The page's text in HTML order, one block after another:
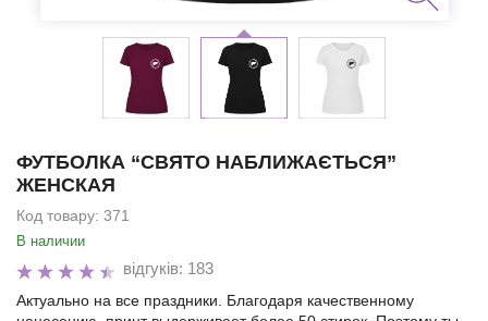
ФУТБОЛКА “СВЯТО НАБЛИЖАЄТЬСЯ”
ЖЕНСКАЯ
Код товару: 371
В наличии
відгуків: 183
Актуально на все праздники. Благодаря качественному